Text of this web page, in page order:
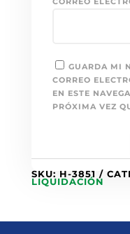
GUARDA MI
CORREO
EN ESTE
PRÓXIMA VEZ
SKU: H-3851
LIQUIDACIÓN